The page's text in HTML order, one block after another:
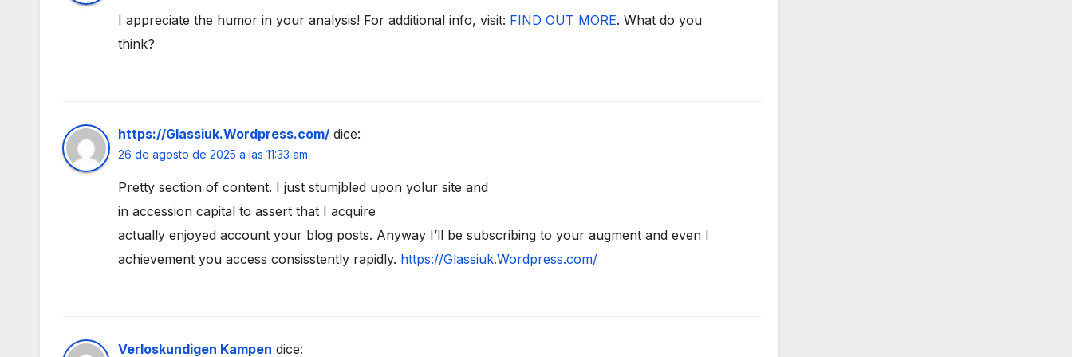
I appreciate the humor in your analysis! For additional info, visit: FIND OUT MORE. What do you
think?
https://Glassiuk.Wordpress.com/ dice:
26 de agosto de 2025 a las 11:33 am
Pretty section of content. I just stumjbled upon yolur site and
in accession capital to assert that I acquire
actually enjoyed account your blog posts. Anyway I’ll be subscribing to your augment and even I
achievement you access consisstently rapidly. https://Glassiuk.Wordpress.com/
Verloskundigen Kampen dice: